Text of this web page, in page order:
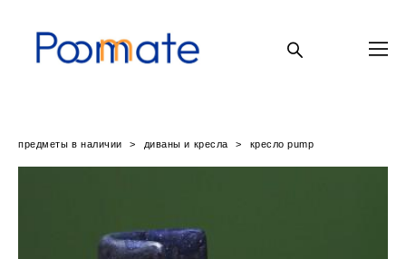
предметы в наличии > диваны и кресла > кресло pump